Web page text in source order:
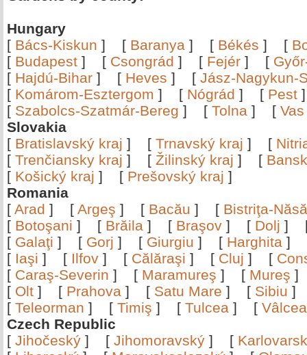
Hungary
[ Bács-Kiskun ] [ Baranya ] [ Békés ] [
[ Budapest ] [ Csongrád ] [ Fejér ] [
[ Hajdú-Bihar ] [ Heves ] [ Jász-Nagykun-
[ Komárom-Esztergom ] [ Nógrád ] [ Pest
[ Szabolcs-Szatmár-Bereg ] [ Tolna ] [ Vas
Slovakia
[ Bratislavský kraj ] [ Trnavský kraj ] [
[ Trenčiansky kraj ] [ Žilinský kraj ] [
[ Košický kraj ] [ Prešovský kraj ]
Romania
[ Arad ] [ Argeş ] [ Bacău ] [ Bistriţa-
[ Botoşani ] [ Brăila ] [ Braşov ] [ Dolj ]
[ Galaţi ] [ Gorj ] [ Giurgiu ] [ Harghita ]
[ Iaşi ] [ Ilfov ] [ Călăraşi ] [ Cluj ] [
[ Caraş-Severin ] [ Maramureş ] [ Mureş
[ Olt ] [ Prahova ] [ Satu Mare ] [ Sibiu
[ Teleorman ] [ Timiş ] [ Tulcea ] [
Czech Republic
[ Jihočeský ] [ Jihomoravský ] [